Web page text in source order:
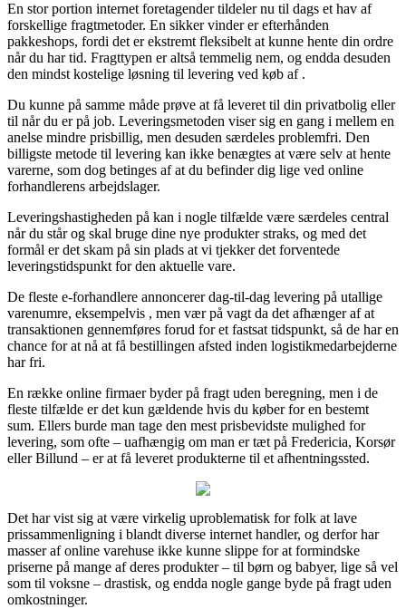
En stor portion internet foretagender tildeler nu til dags et hav af
forskellige fragtmetoder. En sikker vinder er efterhånden
pakkeshops, fordi det er ekstremt fleksibelt at kunne hente din ordre
når du har tid. Fragttypen er altså temmelig nem, og endda desuden
den mindst kostelige løsning til levering ved køb af .
Du kunne på samme måde prøve at få leveret til din privatbolig eller
til når du er på job. Leveringsmetoden viser sig en gang i mellem en
anelse mindre prisbillig, men desuden særdeles problemfri. Den
billigste metode til levering kan ikke benægtes at være selv at hente
varerne, som dog betinges af at du befinder dig lige ved online
forhandlerens arbejdslager.
Leveringshastigheden på kan i nogle tilfælde være særdeles central
når du står og skal bruge dine nye produkter straks, og med det
formål er det skam på sin plads at vi tjekker det forventede
leveringstidspunkt for den aktuelle vare.
De fleste e-forhandlere annoncerer dag-til-dag levering på utallige
varenumre, eksempelvis , men vær på vagt da det afhænger af at
transaktionen gennemføres forud for et fastsat tidspunkt, så de har en
chance for at nå at få bestillingen afsted inden logistikmedarbejderne
har fri.
En række online firmaer byder på fragt uden beregning, men i de
fleste tilfælde er det kun gældende hvis du køber for en bestemt
sum. Ellers burde man tage den mest prisbevidste mulighed for
levering, som ofte – uafhængig om man er tæt på Fredericia, Korsør
eller Billund – er at få leveret produkterne til et afhentningssted.
Det har vist sig at være virkelig uproblematisk for folk at lave
prissammenligning i blandt diverse internet handler, og derfor har
masser af online varehuse ikke kunne slippe for at formindske
priserne på mange af deres produkter – til børn og babyer, lige så vel
som til voksne – drastisk, og endda nogle gange byde på fragt uden
omkostninger.